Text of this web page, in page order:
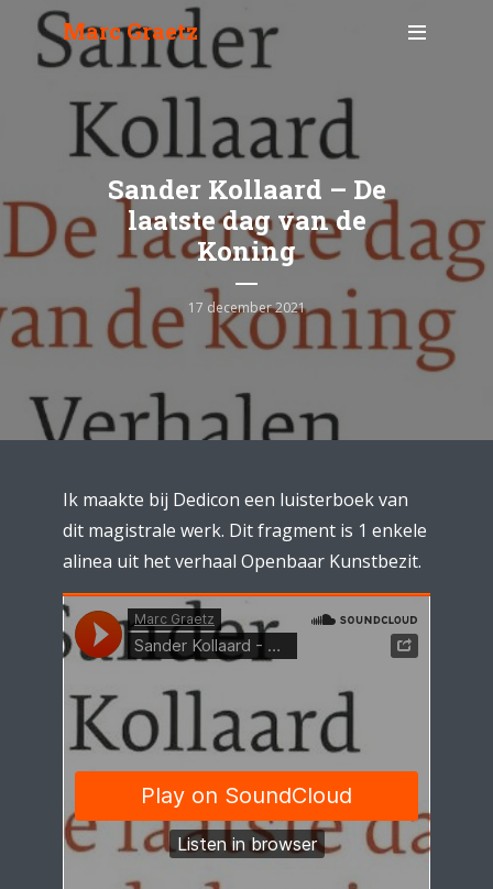
Marc Graetz
Sander Kollaard – De
laatste dag van de
Koning
17 december 2021
Ik maakte bij Dedicon een luisterboek van
dit magistrale werk. Dit fragment is 1 enkele
alinea uit het verhaal Openbaar Kunstbezit.